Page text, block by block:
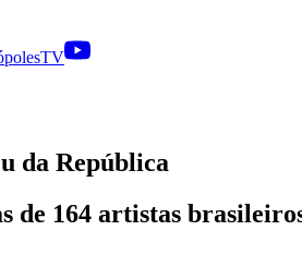
da República
de 164 artistas